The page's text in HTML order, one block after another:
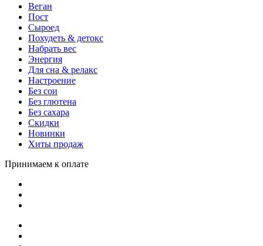
Веган
Пост
Сыроед
Похудеть & детокс
Набрать вес
Энергия
Для сна & релакс
Настроение
Без сои
Без глютена
Без сахара
Скидки
Новинки
Хиты продаж
Принимаем к оплате